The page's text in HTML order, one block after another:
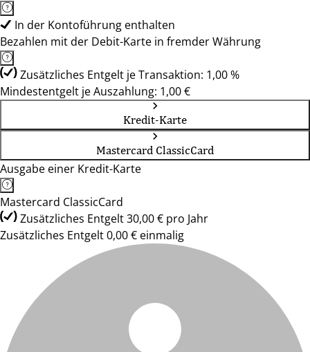
In der Kontoführung enthalten
Bezahlen mit der Debit-Karte in fremder Währung
Zusätzliches Entgelt je Transaktion: 1,00 %
Mindestentgelt je Auszahlung: 1,00 €
Kredit-Karte
Mastercard ClassicCard
Ausgabe einer Kredit-Karte
Mastercard ClassicCard
Zusätzliches Entgelt 30,00 € pro Jahr
Zusätzliches Entgelt 0,00 € einmalig